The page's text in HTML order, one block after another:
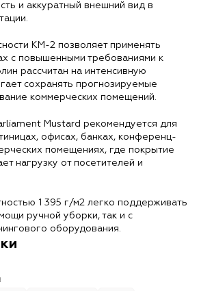
и аккуратный внешний вид в
КМ-2 позволяет применять
с повышенными требованиями к
рассчитан на интенсивную
сохранять прогнозируемые
коммерческих помещений.
Mustard рекомендуется для
офисах, банках, конференц-
помещениях, где покрытие
нагрузку от посетителей и
1 395 г/м2 легко поддерживать
ручной уборки, так и с
оборудования.